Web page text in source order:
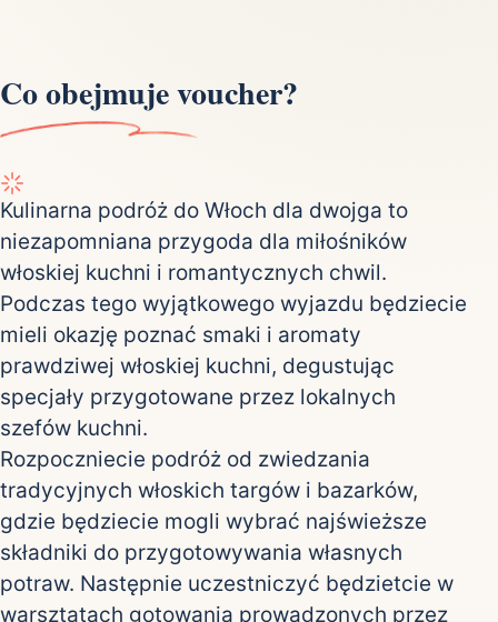
Co obejmuje voucher?
Kulinarna podróż do Włoch dla dwojga to
niezapomniana przygoda dla miłośników
włoskiej kuchni i romantycznych chwil.
Podczas tego wyjątkowego wyjazdu będziecie
mieli okazję poznać smaki i aromaty
prawdziwej włoskiej kuchni, degustując
specjały przygotowane przez lokalnych
szefów kuchni.
Rozpoczniecie podróż od zwiedzania
tradycyjnych włoskich targów i bazarków,
gdzie będziecie mogli wybrać najświeższe
składniki do przygotowywania własnych
potraw. Następnie uczestniczyć będzietcie w
warsztatach gotowania prowadzonych przez